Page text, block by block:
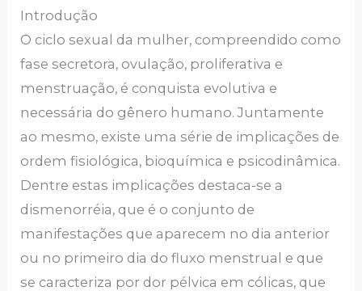
Introdução
O ciclo sexual da mulher, compreendido como
fase secretora, ovulação, proliferativa e
menstruação, é conquista evolutiva e
necessária do gênero humano. Juntamente
ao mesmo, existe uma série de implicações de
ordem fisiológica, bioquímica e psicodinâmica.
Dentre estas implicações destaca-se a
dismenorréia, que é o conjunto de
manifestações que aparecem no dia anterior
ou no primeiro dia do fluxo menstrual e que
se caracteriza por dor pélvica em cólicas, que